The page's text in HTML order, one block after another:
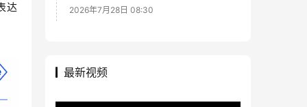
达
2026年7月28日 08:30
最新视频